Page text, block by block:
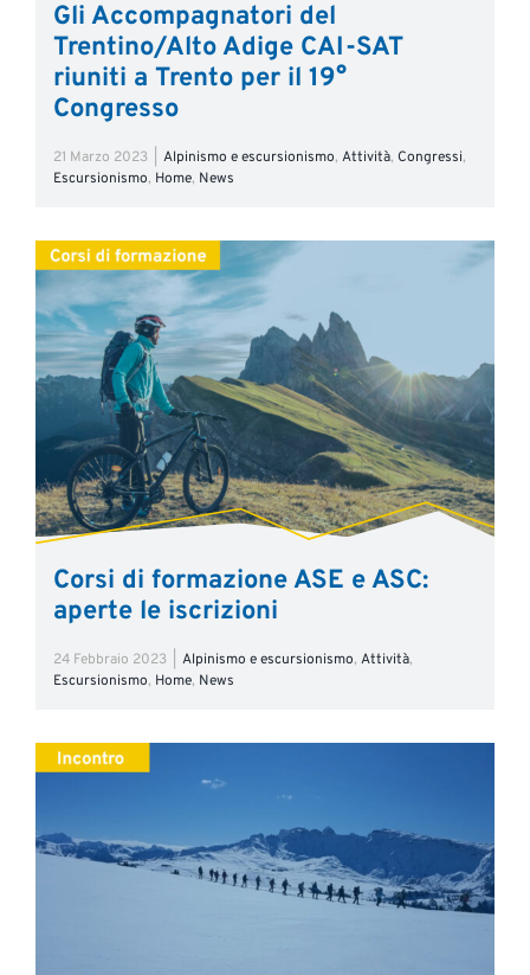
Gli Accompagnatori del
Trentino/Alto Adige CAI-SAT
riuniti a Trento per il 19°
Congresso
21 Marzo 2023 Alpinismo e escursionismo, Attività, Congressi,
Escursionismo, Home, News
Corsi di formazione ASE e ASC:
aperte le iscrizioni
24 Febbraio 2023 Alpinismo e escursionismo, Attività,
Escursionismo, Home, News